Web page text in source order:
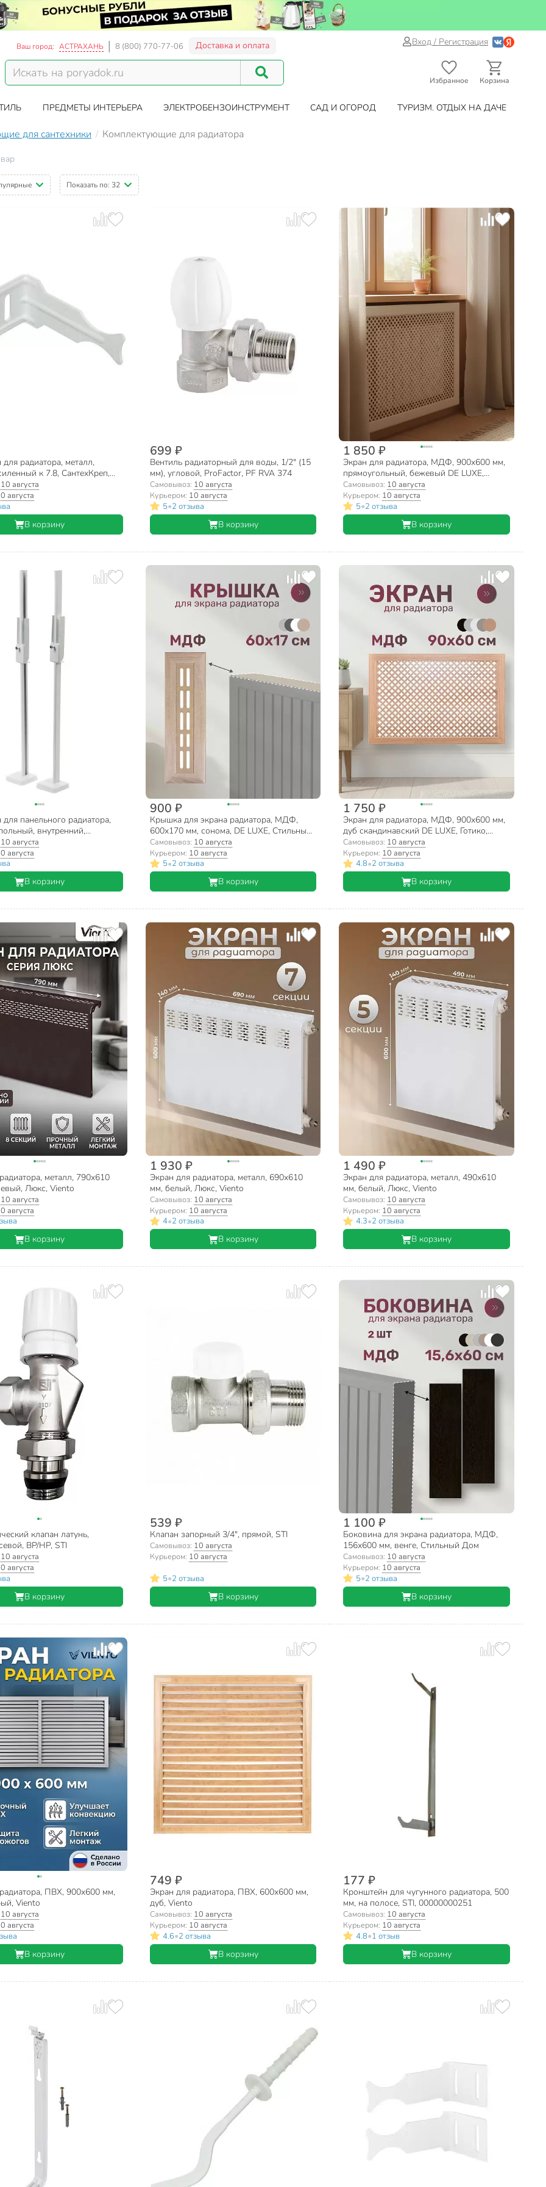
Ваш город: АСТРАХАНЬ 8 (800) 770-77-06 Доставка и оплата Вход / Регистрация
Избранное Корзина
ПРЕДМЕТЫ ИНТЕРЬЕРА ЭЛЕКТРОБЕНЗОИНСТРУМЕНТ САД И ОГОРОД ТУРИЗМ. ОТДЫХ НА ДАЧЕ
для сантехники Комплектующие для радиатора
Показать по: 32
радиатора, металл,
к 7.8, СантехКреп,
10 августа
августа
В корзину
699 ₽
Вентиль радиаторный для воды, 1/2" (15
мм), угловой, ProFactor, PF RVA 374
Самовывоз: 10 августа
Курьером: 10 августа
5•2 отзыва
В корзину
1 850 ₽
Экран для радиатора, МДФ, 900х600 мм,
прямоугольный, бежевый DE LUXE,
Глория, Стильный Дом
Самовывоз: 10 августа
Курьером: 10 августа
5•2 отзыва
В корзину
панельного радиатора,
внутренний,
2 шт (левый+правый),
10 августа
августа
В корзину
900 ₽
Крышка для экрана радиатора, МДФ,
600х170 мм, сонома, DE LUXE, Стильный
Дом
Самовывоз: 10 августа
Курьером: 10 августа
5•2 отзыва
В корзину
1 750 ₽
Экран для радиатора, МДФ, 900х600 мм,
дуб скандинавский DE LUXE, Готико,
Стильный Дом
Самовывоз: 10 августа
Курьером: 10 августа
4.8•2 отзыва
В корзину
металл, 790х610
Люкс, Viento
10 августа
августа
В корзину
1 930 ₽
Экран для радиатора, металл, 690х610
мм, белый, Люкс, Viento
Самовывоз: 10 августа
Курьером: 10 августа
4•2 отзыва
В корзину
1 490 ₽
Экран для радиатора, металл, 490х610
мм, белый, Люкс, Viento
Самовывоз: 10 августа
Курьером: 10 августа
4.3•2 отзыва
В корзину
клапан латунь,
ВР/НР, STI
10 августа
августа
В корзину
539 ₽
Клапан запорный 3/4", прямой, STI
Самовывоз: 10 августа
Курьером: 10 августа
5•2 отзыва
В корзину
1 100 ₽
Боковина для экрана радиатора, МДФ,
156х600 мм, венге, Стильный Дом
Самовывоз: 10 августа
Курьером: 10 августа
5•2 отзыва
В корзину
ПВХ, 900х600 мм,
Viento
10 августа
августа
В корзину
749 ₽
Экран для радиатора, ПВХ, 600х600 мм,
дуб, Viento
Самовывоз: 10 августа
Курьером: 10 августа
4.6•2 отзыва
В корзину
177 ₽
Кронштейн для чугунного радиатора, 500
мм, на полосе, STI, 00000000251
Самовывоз: 10 августа
Курьером: 10 августа
4.8•1 отзыв
В корзину